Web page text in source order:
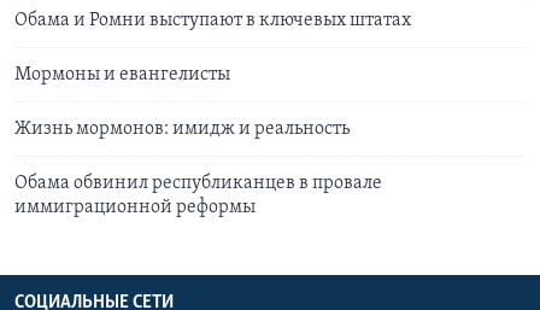
Обама и Ромни выступают в ключевых штатах
Мормоны и евангелисты
Жизнь мормонов: имидж и реальность
Обама обвинил республиканцев в провале
иммиграционной реформы
СОЦИАЛЬНЫЕ СЕТИ